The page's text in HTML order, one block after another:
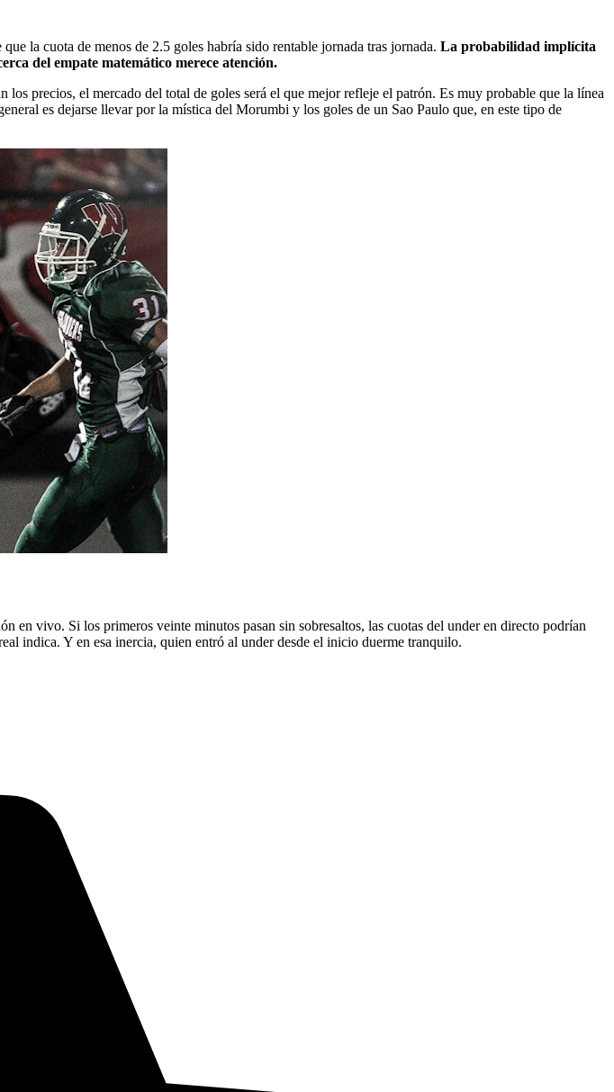
la cuota de menos de 2.5 goles habría sido rentable jornada tras jornada. La probabilidad implícita
del empate matemático merece atención.
precios, el mercado del total de goles será el que mejor refleje el patrón. Es muy probable que la línea
es dejarse llevar por la mística del Morumbi y los goles de un Sao Paulo que, en este tipo de
en vivo. Si los primeros veinte minutos pasan sin sobresaltos, las cuotas del under en directo podrían
indica. Y en esa inercia, quien entró al under desde el inicio duerme tranquilo.